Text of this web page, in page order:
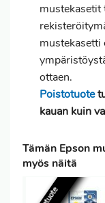
mustekasetti
ottaen.
Poistotuote
kauan kuin
Tämän Epson
myös näitä